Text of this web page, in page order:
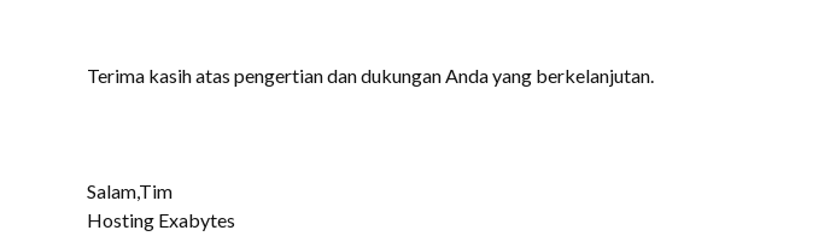
Terima kasih atas pengertian dan dukungan Anda yang berkelanjutan.
Salam,Tim
Hosting Exabytes